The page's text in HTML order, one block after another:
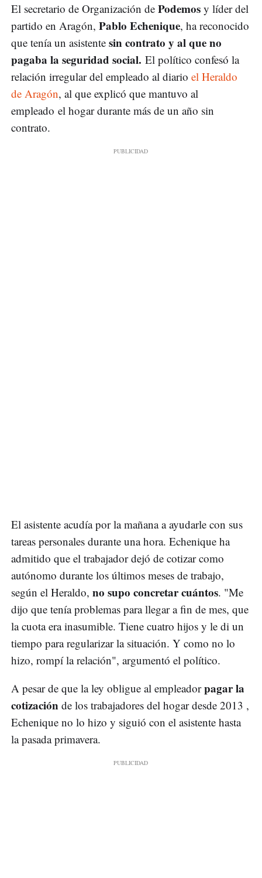
El secretario de Organización de Podemos y líder del
partido en Aragón, Pablo Echenique, ha reconocido
que tenía un asistente sin contrato y al que no
pagaba la seguridad social. El político confesó la
relación irregular del empleado al diario el Heraldo
de Aragón, al que explicó que mantuvo al
empleado el hogar durante más de un año sin
contrato.
El asistente acudía por la mañana a ayudarle con sus
tareas personales durante una hora. Echenique ha
admitido que el trabajador dejó de cotizar como
autónomo durante los últimos meses de trabajo,
según el Heraldo, no supo concretar cuántos. "Me
dijo que tenía problemas para llegar a fin de mes, que
la cuota era inasumible. Tiene cuatro hijos y le di un
tiempo para regularizar la situación. Y como no lo
hizo, rompí la relación", argumentó el político.
A pesar de que la ley obligue al empleadorpagar la
cotización de los trabajadores del hogar desde 2013 ,
Echenique no lo hizo y siguió con el asistente hasta
la pasada primavera.